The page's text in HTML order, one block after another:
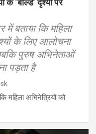
‘बोल्ड’ दृश्यों पर
में बताया कि महिला
के लिए आलोचना
पुरुष अभिनेताओं
पड़ता है
महिला अभिनेत्रियों को